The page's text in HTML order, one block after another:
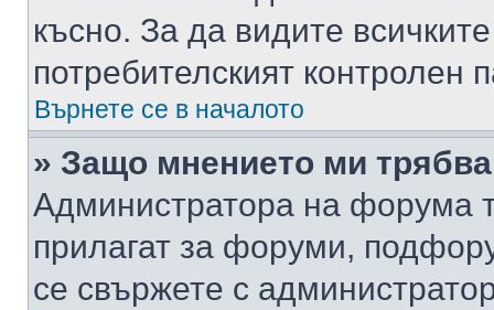
късно. За да видите
потребителският контролен
Върнете се в началото
» Защо мнението ми
Администратора на форума
прилагат за форуми,
се свържете с